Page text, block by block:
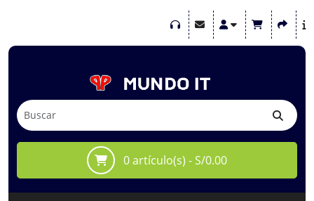
0 artículo(s) - S/0.00